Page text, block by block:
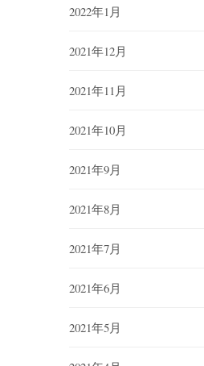
2022年1月
2021年12月
2021年11月
2021年10月
2021年9月
2021年8月
2021年7月
2021年6月
2021年5月